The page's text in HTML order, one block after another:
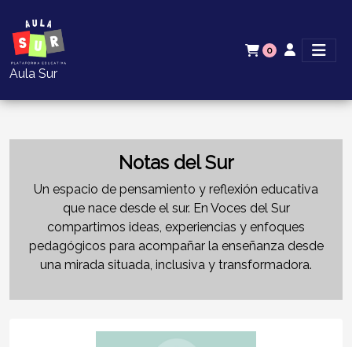
Aula Sur
0
Notas del Sur
Un espacio de pensamiento y reflexión educativa
que nace desde el sur. En Voces del Sur
compartimos ideas, experiencias y enfoques
pedagógicos para acompañar la enseñanza desde
una mirada situada, inclusiva y transformadora.